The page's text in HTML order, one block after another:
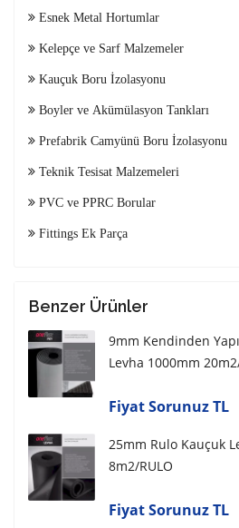
Esnek Metal Hortumlar
Kelepçe ve Sarf Malzemeler
Kauçuk Boru İzolasyonu
Boyler ve Akümülasyon Tankları
Prefabrik Camyünü Boru İzolasyonu
Teknik Tesisat Malzemeleri
PVC ve PPRC Borular
Fittings Ek Parça
Benzer Ürünler
9mm Kendinden
Levha 1000mm
Fiyat Sorunuz TL
25mm Rulo Kauçuk
8m2/RULO
Fiyat Sorunuz TL